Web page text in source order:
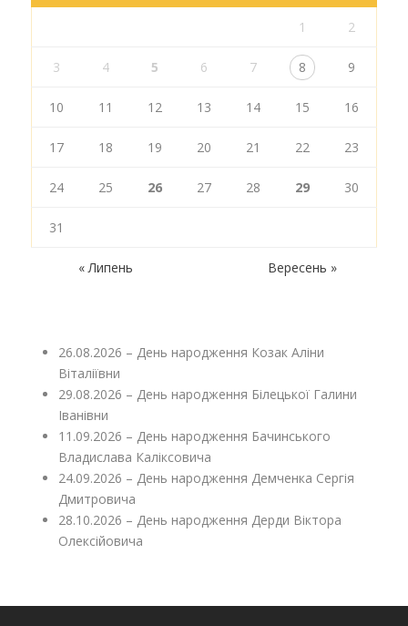
1 2
3 4 5 6 7 8 9
10 11 12 13 14 15 16
17 18 19 20 21 22 23
24 25 26 27 28 29 30
31
« Липень Вересень »
26.08.2026 – День народження Козак Аліни
Віталіївни
29.08.2026 – День народження Білецької Галини
Іванівни
11.09.2026 – День народження Бачинського
Владислава Каліксовича
24.09.2026 – День народження Демченка Сергія
Дмитровича
28.10.2026 – День народження Дерди Віктора
Олексійовича